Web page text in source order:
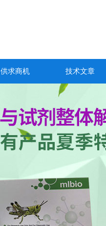
供求商机 技术文章